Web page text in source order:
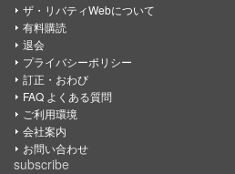
ザ・リバティWebについて
有料購読
退会
プライバシーポリシー
訂正・おわび
FAQ よくある質問
ご利用環境
会社案内
お問い合わせ
subscribe